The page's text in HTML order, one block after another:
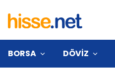
BORSA DÖVİZ